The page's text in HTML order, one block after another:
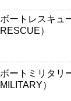
ボートレスキュ
RESCUE）
ボートミリタリ
MILITARY）